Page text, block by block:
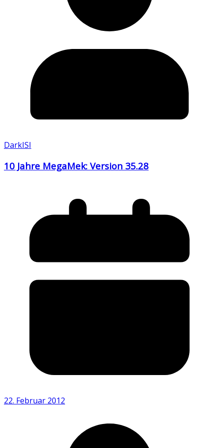
DarkISI
10 Jahre MegaMek: Version 35.28
22. Februar 2012